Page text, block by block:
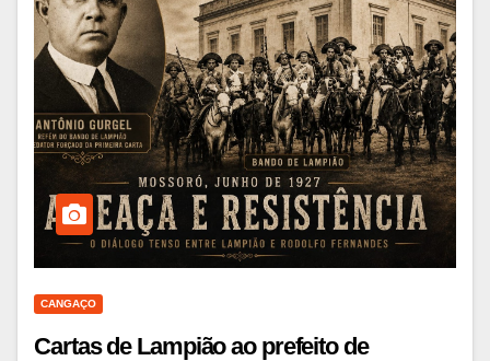
CANGAÇO
Cartas de Lampião ao prefeito de